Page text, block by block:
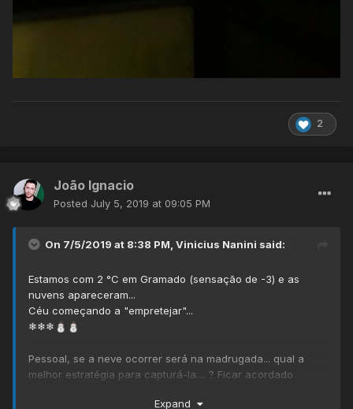
2
João Ignacio
Posted July 5, 2019 at 09:05 PM
On 7/5/2019 at 8:38 PM, Vinicius Nanini said:
Estamos com 2 °C em Gramado (sensação de -3) e as
nuvens apareceram...
Céu começando a "empretejar"...
❄❄❄ ⛄ ⛄
Pessoal, se a neve ocorrer será na madrugada... qual a
melhor estratégia para capturá-la.... ? Ficar acordado
Expand